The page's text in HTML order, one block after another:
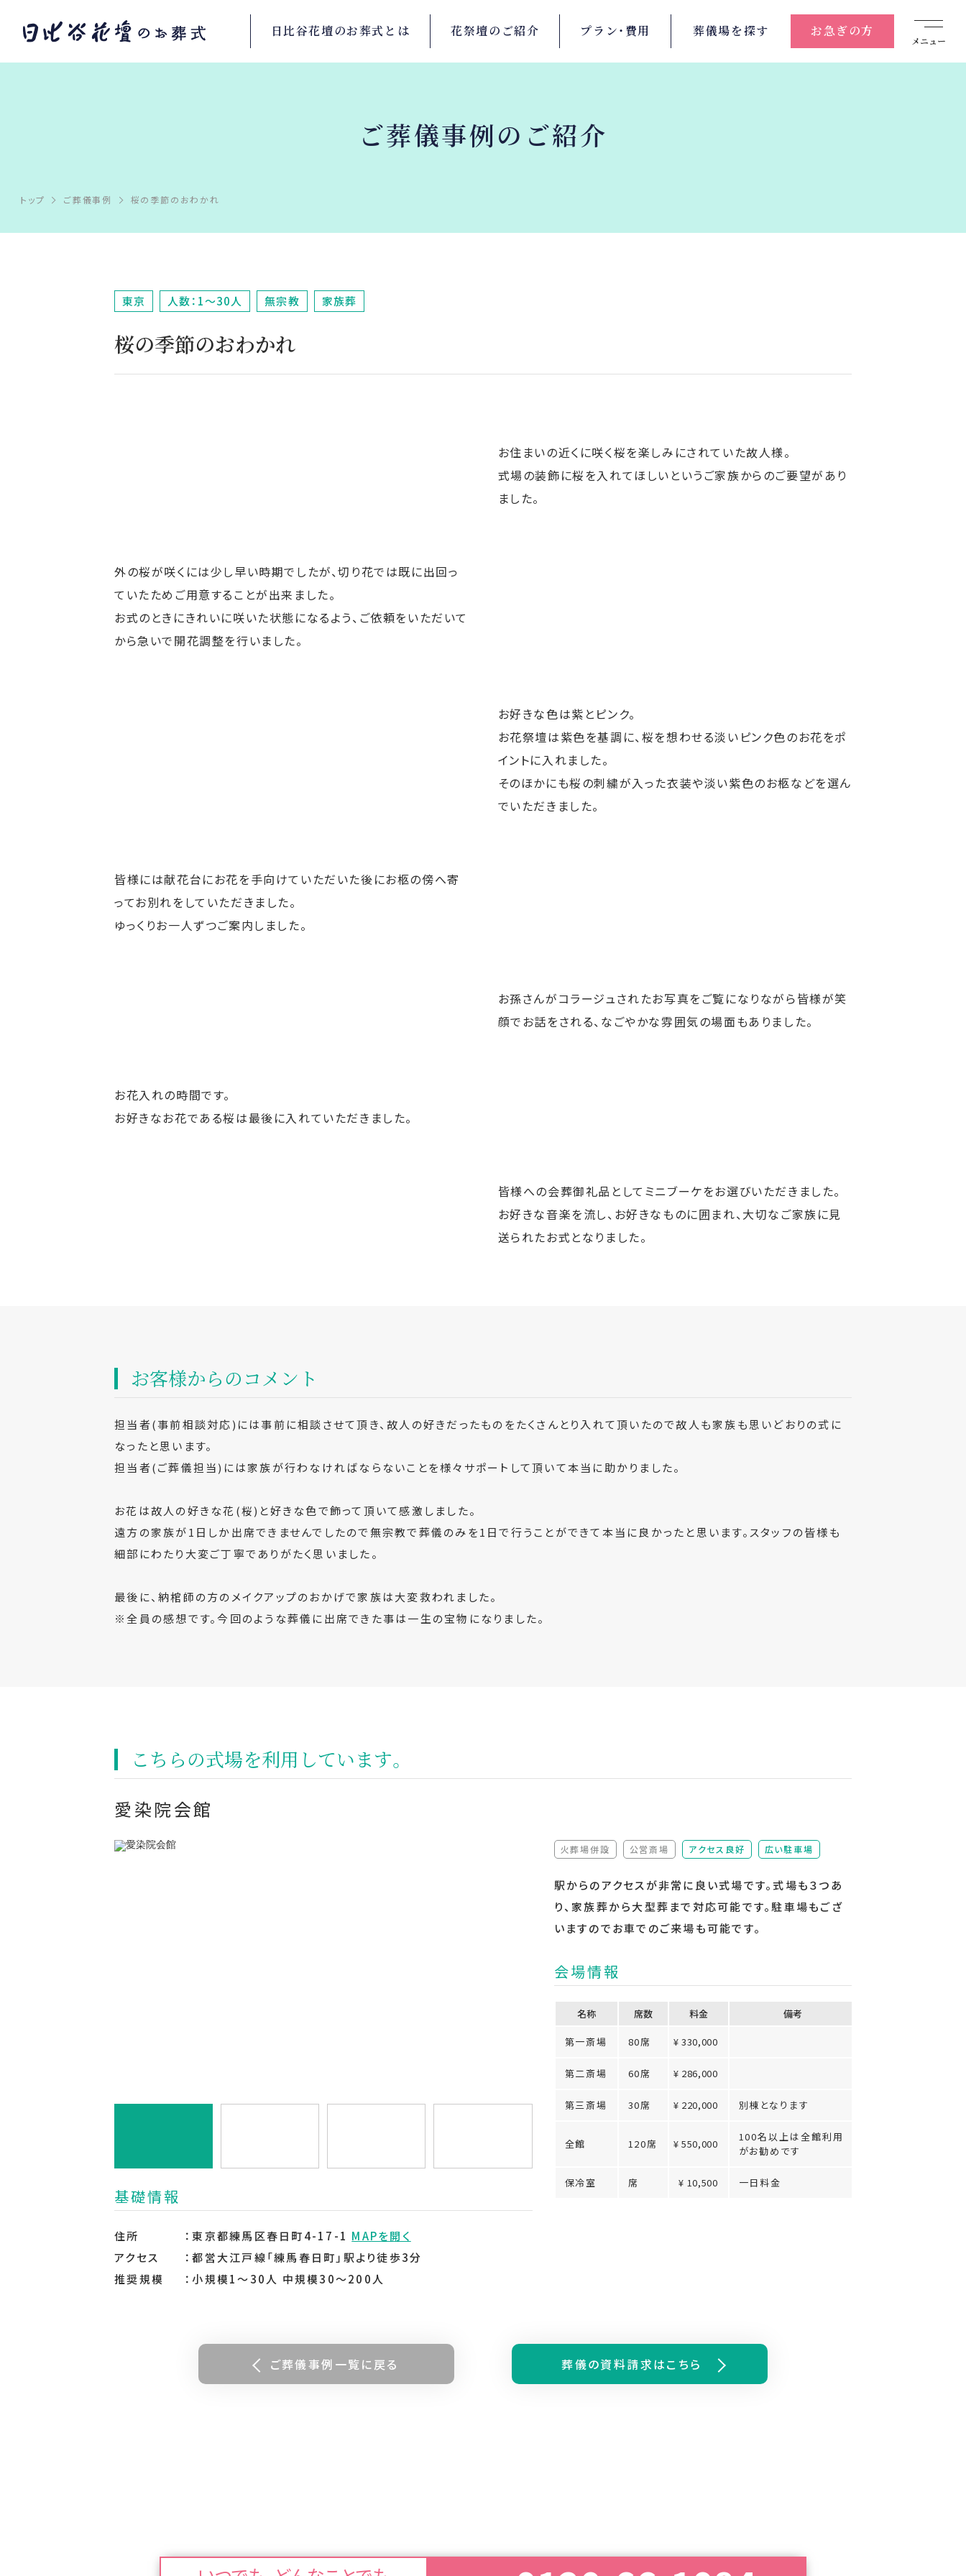
メニュー
日比谷花壇のお葬式とは 花祭壇の ご紹介 プラン・ 費用 葬儀場を探す お急ぎの方
ご葬儀事例のご紹介
トップ ご葬儀事例 桜の季節のおわかれ
東京 人数：1～30人 無宗教 家族葬
桜の季節のおわかれ
お住まいの近くに咲く桜を楽しみにされていた故人様。
式場の装飾に桜を入れてほしいというご家族からのご要望があり
ました。
外の桜が咲くには少し早い時期でしたが、切り花では既に出回っ
ていたためご用意することが出来ました。
お式のときにきれいに咲いた状態になるよう、ご依頼をいただいて
から急いで開花調整を行いました。
お好きな色は紫とピンク。
お花祭壇は紫色を基調に、桜を想わせる淡いピンク色のお花をポ
イントに入れました。
そのほかにも桜の刺繍が入った衣装や淡い紫色のお柩などを選ん
でいただきました。
皆様には献花台にお花を手向けていただいた後にお柩の傍へ寄
ってお別れをしていただきました。
ゆっくりお一人ずつご案内しました。
お孫さんがコラージュされたお写真をご覧になりながら皆様が笑
顔でお話をされる、なごやかな雰囲気の場面もありました。
お花入れの時間です。
お好きなお花である桜は最後に入れていただきました。
皆様への会葬御礼品としてミニブーケをお選びいただきました。
お好きな音楽を流し、お好きなものに囲まれ、大切なご家族に見
送られたお式となりました。
お客様からのコメント
担当者(事前相談対応)には事前に相談させて頂き、故人の好きだったものをたくさんとり入れて頂いたので故人も家族も思いどおりの式に
なったと思います。
担当者(ご葬儀担当)には家族が行わなければならないことを様々サポートして頂いて本当に助かりました。
お花は故人の好きな花(桜)と好きな色で飾って頂いて感激しました。
遠方の家族が1日しか出席できませんでしたので無宗教で葬儀のみを1日で行うことができて本当に良かったと思います。スタッフの皆様も
細部にわたり大変ご丁寧でありがたく思いました。
最後に、納棺師の方のメイクアップのおかげで家族は大変救われました。
※全員の感想です。今回のような葬儀に出席できた事は一生の宝物になりました。
こちらの式場を利⽤しています。
愛染院会館
基礎情報
住所 東京都練馬区春日町4-17-1 MAPを開く
アクセス
都営大江戸線「練馬春日町」駅より徒歩3分
推奨規模
小規模1～30人 中規模30～200人
火葬場併設
（非該当）
公営斎場
（非該当）
アクセス良好 広い駐車場
駅からのアクセスが非常に良い式場です。式場も３つあ
り、家族葬から大型葬まで対応可能です。駐車場もござ
いますのでお車でのご来場も可能です。
会場情報
名称 席数 料⾦ 備考
第一斎場 80席 ¥ 330,000
第二斎場 60席 ¥ 286,000
第三斎場 30席 ¥ 220,000 別棟となります
全館 120席 ¥ 550,000
100名以上は全館利用
がお勧めです
保冷室 席 ¥ 10,500 一日料金
ご葬儀事例⼀覧に戻る 葬儀の資料請求はこちら